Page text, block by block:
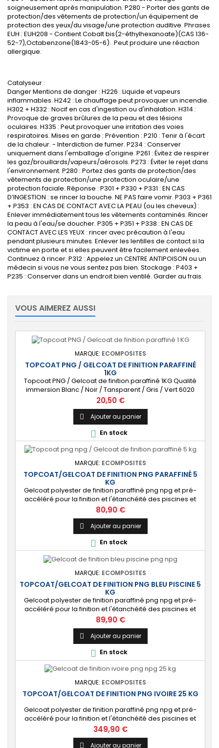
soigneusement après manipulation. P280 - Porter des gants de
protection/des vêtements de protection/un équipement de
protection des yeux/du visage/une protection auditive. Phrases
EUH : EUH208 - Contient Cobalt bis(2-éthylhexanoate)(CAS 136-
52-7),Octabenzone(1843-05-6). Peut produire une réaction
allergique.
Catalyseur :
Danger Mentions de danger : H226 : Liquide et vapeurs
inflammables. H242 : Le chauffage peut provoquer un incendie.
H302 + H332 : Nocif en cas d'ingestion ou d'inhalation. H314 :
Provoque de graves brûlures de la peau et des lésions
oculaires. H335 : Peut provoquer une irritation des voies
respiratoires. Mises en garde : Prévention : P210 : Tenir à l'écart
de la chaleur. - Interdiction de fumer. P234 : Conserver
uniquement dans l'emballage d'origine. P261 : Évitez de respirer
les gaz/brouillards/vapeurs/aérosols. P273 : Éviter le rejet dans
l'environnement. P280 : Portez des gants de protection/des
vêtements de protection/une protection oculaire/une
protection faciale. Réponse : P301 + P330 + P331 : EN CAS
D’INGESTION : se rincer la bouche. NE PAS faire vomir. P303 + P361
+ P353 : EN CAS DE CONTACT AVEC LA PEAU (ou les cheveux) :
Enlever immédiatement tous les vêtements contaminés. Rincer
la peau à l'eau/se doucher. P305 + P351 + P338 : EN CAS DE
CONTACT AVEC LES YEUX : rincer avec précaution à l'eau
pendant plusieurs minutes. Enlever les lentilles de contact si la
victime en porte et si elles peuvent être facilement enlevées.
Continuez à rincer. P312 : Appelez un CENTRE ANTIPOISON ou un
médecin si vous ne vous sentez pas bien. Stockage : P403 +
P235 : Conserver dans un endroit bien ventilé. Garder au frais.
VOUS AIMEREZ AUSSI
MARQUE: ECOMPOSITES
TOPCOAT PNG / GELCOAT DE FINITION PARAFFINÉ
1KG
Topcoat PNG / Gelcoat de finition paraffiné 1KG Qualité
immersion Blanc / Noir / Tansparent / Gris / Vert 6020
Livré avec Catalyseur (2cl)
Prix
20,50 €
 Ajouter au panier
 En stock
MARQUE: ECOMPOSITES
TOPCOAT/GELCOAT DE FINITION PNG PARAFFINÉ 5
KG
Gelcoat polyester de finition paraffiné png npg et pré-
accéléré pour la finition et l'étanchéité des piscines et
bassins. [Finition] : Fournit une couche extérieure lisse
brillante qualité immersion. [Étanche] : Étanchéifie votre
stratification résine et fibre de verre. Livré avec son
catalyseur PMEC 10 cl Couleurs : blanc, noir, incolore, vert,
nuances...
Prix
80,90 €
 Ajouter au panier
 En stock
MARQUE: ECOMPOSITES
TOPCOAT/GELCOAT DE FINITION PNG BLEU PISCINE 5
KG
Gelcoat polyester de finition paraffiné png npg et pré-
accéléré pour la finition et l'étanchéité des piscines et
bassins. [Finition] : Fournit une couche extérieure lisse
brillante qualité immersion. [Étanche] : Étanchéifie votre
stratification résine et fibre de verre. Livré avec son
catalyseur PMEC 10 cl
Prix
89,90 €
 Ajouter au panier
 En stock
MARQUE: ECOMPOSITES
TOPCOAT/GELCOAT DE FINITION PNG IVOIRE 25 KG
Gelcoat polyester de finition paraffiné png npg et pré-
accéléré pour la finition et l'étanchéité des piscines et
bassins. [Finition] : Fournit une couche extérieure lisse
brillante qualité immersion. [Étanche] : Étanchéifie votre
stratification résine et fibre de verre. Livré avec son
Prix
349,90 €
 Ajouter au panier